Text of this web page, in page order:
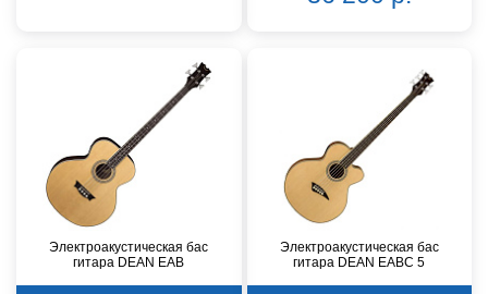
Электроакустическая бас
гитара DEAN EAB
Электроакустическая бас
гитара DEAN EABС 5